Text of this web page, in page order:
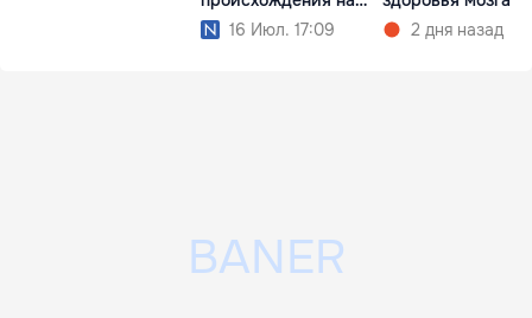
ценниках
16 Июл. 17:09
2 дня назад